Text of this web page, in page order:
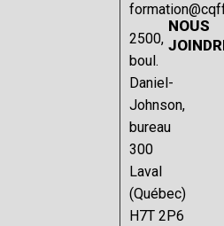
2500,
boul.
Daniel-
Johnson,
bureau
300
Laval
(Québec)
H7T 2P6
NOUS